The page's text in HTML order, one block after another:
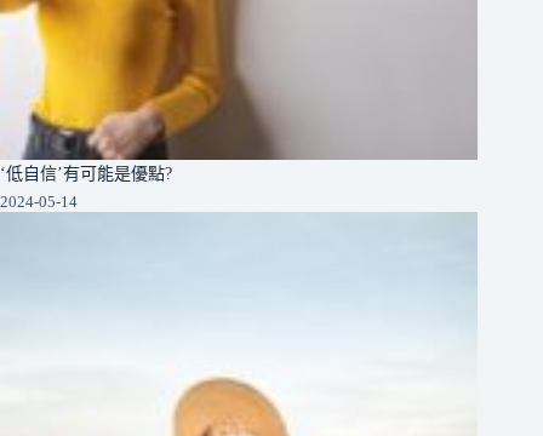
‘低自信’有可能是優點?
2024-05-14